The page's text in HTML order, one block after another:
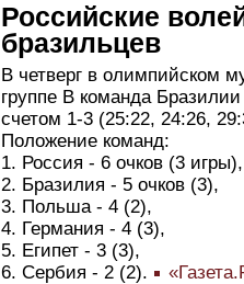
Российские
бразильцев
В четверг в олимпийском
группе В команда
счетом 1-3 (25:22, 24:26,
Положение команд:
1. Россия - 6 очков (3 игры),
2. Бразилия - 5 очков (3),
3. Польша - 4 (2),
4. Германия - 4 (3),
5. Египет - 3 (3),
6. Сербия - 2 (2).